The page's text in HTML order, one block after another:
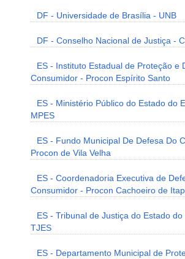
DF - Universidade de Brasília - UNB
DF - Conselho Nacional de Justiça -
ES - Instituto Estadual de Proteção e
Consumidor - Procon Espírito Santo
ES - Ministério Público do Estado do
MPES
ES - Fundo Municipal De Defesa Do
Procon de Vila Velha
ES - Coordenadoria Executiva de
Consumidor - Procon Cachoeiro de
ES - Tribunal de Justiça do Estado
TJES
ES - Departamento Municipal de